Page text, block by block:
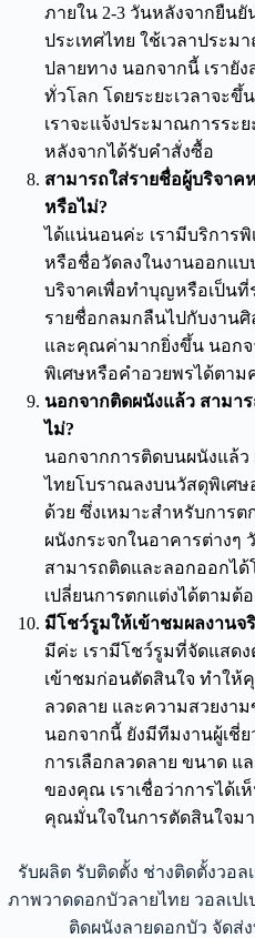
ภายใน 2-3 วันหลังจากยืน
ประเทศไทย ใช้เวลาประ
ปลายทาง นอกจากนี้ เรายั
ทั่วโลก โดยระยะเวลาจะขึ้
เราจะแจ้งประมาณการระ
หลังจากได้รับคำสั่งซื้อ
สามารถใส่รายชื่อผู้บริจา
หรือไม่?
ได้แน่นอนค่ะ เรามีบริการ
หรือชื่อวัดลงในงานออกแบ
บริจาคเพื่อทำบุญหรือเป็นที่
รายชื่อกลมกลืนไปกับงาน
และคุณค่ามากยิ่งขึ้น นอกจ
พิเศษหรือคำอวยพรได้ตาม
นอกจากติดผนังแล้ว สามา
ไม่?
นอกจากการติดบนผนังแล้ว
ไทยโบราณลงบนวัสดุพิเศษ
ด้วย ซึ่งเหมาะสำหรับการ
ผนังกระจกในอาคารต่าง
สามารถติดและลอกออกได้
เปลี่ยนการตกแต่งได้ตามต้
มีโชว์รูมให้เข้าชมผลงานจ
มีค่ะ เรามีโชว์รูมที่จัดแสด
เข้าชมก่อนตัดสินใจ ทำใ
ลวดลาย และความสวยงา
นอกจากนี้ ยังมีทีมงานผู้เชี่
การเลือกลวดลาย ขนาด แ
ของคุณ เราเชื่อว่าการได้เ
คุณมั่นใจในการตัดสินใจม
รับผลิต รับติดตั้ง ช่างติดตั้งวอล
ภาพวาดดอกบัวลายไทย วอลเป
ติดผนังลายดอกบัว จัดส่